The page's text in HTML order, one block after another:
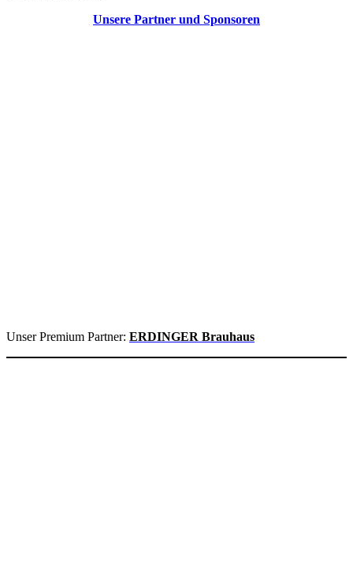
Unsere Partner und Sponsoren
Unser Premium Partner: ERDINGER Brauhaus